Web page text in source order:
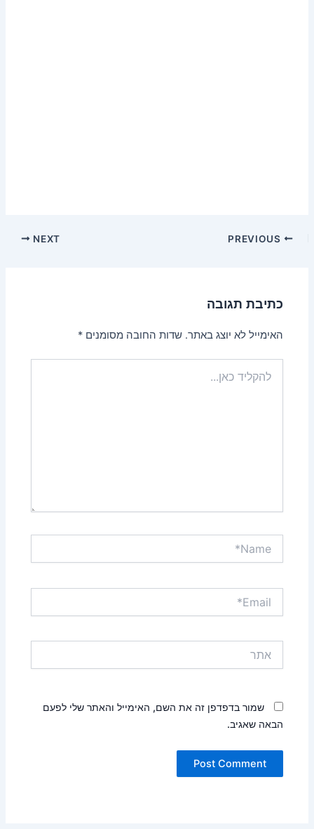
NEXT
כתיבת תגובה
האימייל לא יוצג באתר. שדות החובה מסומנים*
כאן...
שמור בדפדפן זה את השם, האימייל והאתר שלי לפעם
הבאה שאגיב.